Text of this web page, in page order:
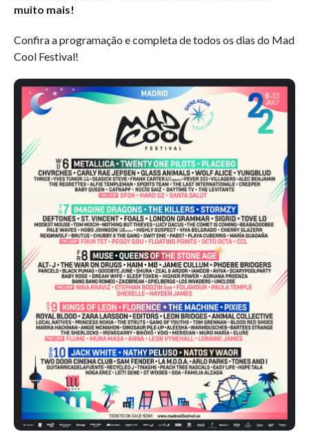
muito mais!
Confira a programação e completa de todos os dias do Mad
Cool Festival!